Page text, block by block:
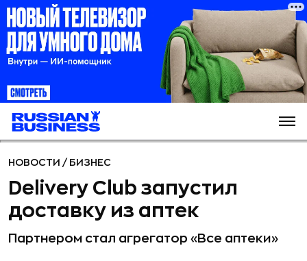
НОВОСТИ / БИЗНЕС
Delivery Club запустил
доставку из аптек
Партнером стал агрегатор «Все аптеки»